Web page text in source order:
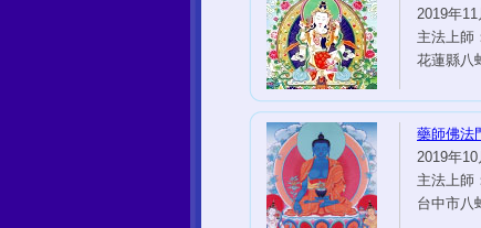
2019年
主法上
花蓮縣八
藥師佛法
2019年
主法上
台中市八